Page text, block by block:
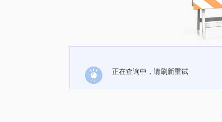
正在查询中，请刷新重试